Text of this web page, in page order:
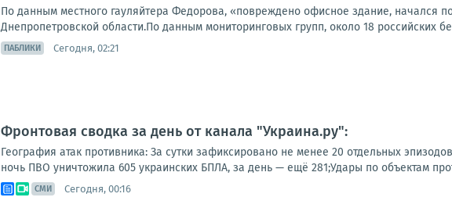
По данным местного гауляйтера Федорова, «повреждено офисное здание, начался
Днепропетровской области.По данным мониторинговых групп, около 18 российских
ПАБЛИКИ Сегодня, 02:21
Фронтовая сводка за день от канала "Украина.ру":
География атак противника: За сутки зафиксировано не менее 20 отдельных
ночь ПВО уничтожила 605 украинских БПЛА, за день — ещё 281;Удары по объектам
СМИ Сегодня, 00:16